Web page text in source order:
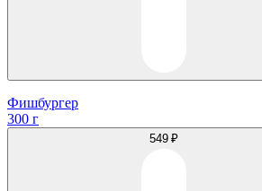
Фишбургер
300 г
549 ₽